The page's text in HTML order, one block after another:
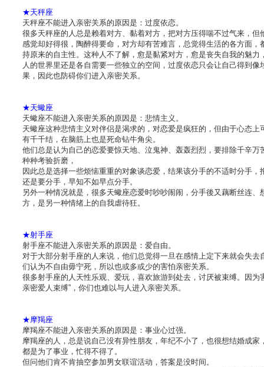
★天秤座
天秤座不能进入亲密关系的原因是：过度依恋。
很多天秤座的人总是赖着对方、黏着对方，把对方压得喘不过气来，但
感觉却好得很，陶醉得要命，对方却有苦难言，总觉得生活的各方面，
持原来的自主性。这种人不了解，愈是黏紧对方，愈是丧失自我的魅力
人的世界里还是各自需要一些独立的空间，过度依恋只会让自己得到像
果，因此也防碍你们进入亲密关系。
★天蠍座
天蠍座不能进入亲密关系的原因是：悲情主义。
天蠍座这种悲情主义对伴侣是渴求的，对恋爱是疯狂的，但由于心态上
有千千结，在脑筋上也是死命钻牛角尖。
他们总是认为自己的恋爱要惊天地、泣鬼神、轰轰烈烈，要排除千辛万
种种考验折磨，
因此总是选择一些烦恼重重的对象谈恋爱，结果该分手的不适时分手，
还是要分手，早知不如早点分手。
另外一种情况就是，很多天蠍座恋爱时吵吵闹闹，分手後又藕断丝连、
方，是另一种情绪上的自我虐待狂。
★射手座
射手座不能进入亲密关系的原因是：爱自由。
对于大部分射手座的人来说，他们总觉得一旦在感情上定下来就会失去
们认为不自由毋宁死，所以也或多或少的害怕亲密关系。
很多射手座的人天性乐观、爱玩，喜欢旅游到处去，讨厌被束缚。因为
亲密爱人束缚”，你们也难以与人进入亲密关系。
★摩羯座
摩羯座不能进入亲密关系的原因是：事业心过强。
摩羯座的人，总是说自己没有异性朋友，年纪不小了，也很想结婚成家
都是为了事业，忙得不得了。
但问他们肯不肯抽空参加男女联谊活动，答案是没时间。